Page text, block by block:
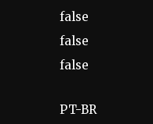
false
false
false
PT-BR